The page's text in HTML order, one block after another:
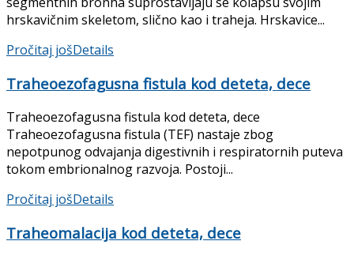
hrskavičnim skeletom, slično kao i traheja. Hrskavice...
Pročitaj jošDetails
Traheoezofagusna fistula kod deteta, dece
Traheoezofagusna fistula kod deteta, dece
Traheoezofagusna fistula (TEF) nastaje zbog
nepotpunog odva­janja digestivnih i respiratornih puteva
tokom embrionalnog razvoja. Postoji...
Pročitaj jošDetails
Traheomalacija kod deteta, dece